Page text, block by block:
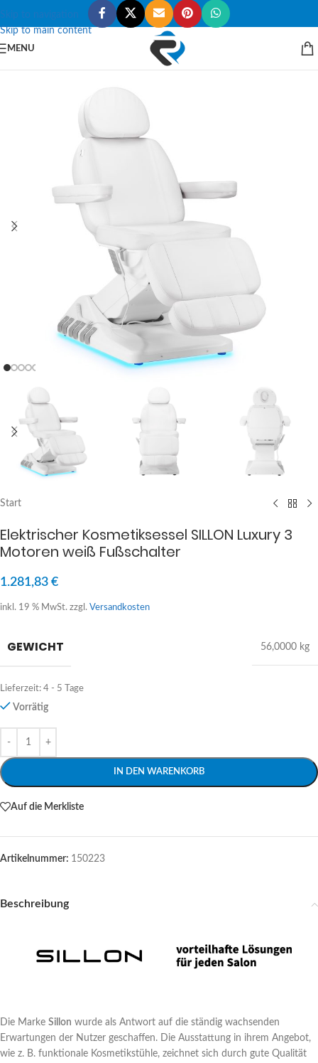
Skip to navigation
Skip to main content
MENU
Start
Elektrischer Kosmetiksessel SILLON Luxury 3
Motoren weiß Fußschalter
1.281,83 €
inkl. 19 % MwSt. zzgl. Versandkosten
GEWICHT 56,0000 kg
Lieferzeit: 4 - 5 Tage
Vorrätig
IN DEN WARENKORB
Alternative:
Auf die Merkliste
Artikelnummer: 150223
Beschreibung
Die Marke Sillon wurde als Antwort auf die ständig wachsenden
Erwartungen der Nutzer geschaffen. Die Ausstattung in ihrem Angebot,
wie z. B. funktionale Kosmetikstühle, zeichnet sich durch gute Qualität